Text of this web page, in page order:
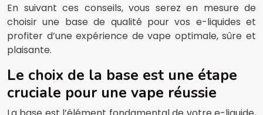
En suivant ces conseils, vous serez en mesure de
choisir une base de qualité pour vos e-liquides et
profiter d’une expérience de vape optimale, sûre et
plaisante.
Le choix de la base est une étape
cruciale pour une vape réussie